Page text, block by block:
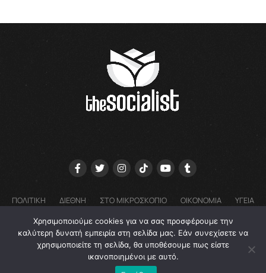
ΠΟΛΙΤΙΚΗ ΔΙΕΘΝΗ ΣΤΟ ΜΙΚΡΟΣΚΟΠΙΟ ΟΙΚΟΝΟΜΙΑ
ΥΓΕΙΑ
ΓΝΩΜΕΣ
COOKIE POLICY (EU) – ΠΟΛΙΤΙΚΗ ΑΠΟΡΡΗΤΟΥ
EMAIL: GRTHESOCIALIST@GMAIL.COM
Χρησιμοποιούμε cookies για να σας προσφέρουμε την
καλύτερη δυνατή εμπειρία στη σελίδα μας. Εάν συνεχίσετε να
χρησιμοποιείτε τη σελίδα, θα υποθέσουμε πως είστε
ικανοποιημένοι με αυτό.